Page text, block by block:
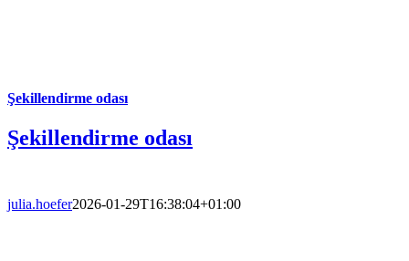
Şekillendirme odası
Şekillendirme odası
julia.hoefer2026-01-29T16:38:04+01:00